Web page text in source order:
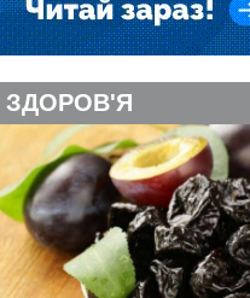
ЗДОРОВ'Я